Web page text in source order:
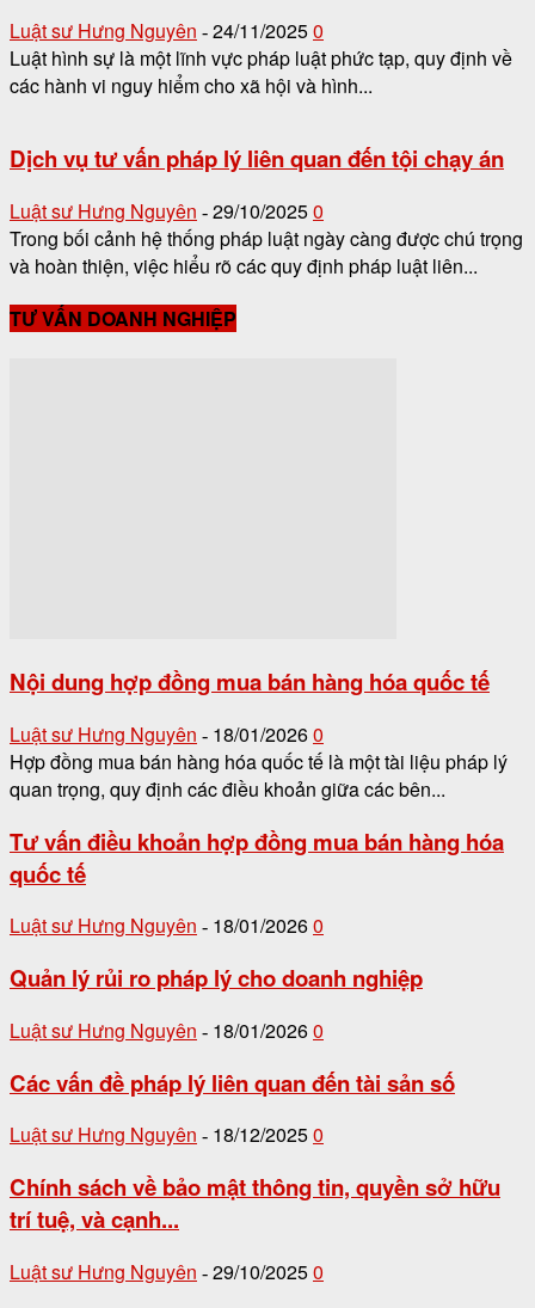
Luật sư Hưng Nguyên - 24/11/20250
Luật hình sự là một lĩnh vực pháp luật phức tạp, quy định về
các hành vi nguy hiểm cho xã hội và hình...
Dịch vụ tư vấn pháp lý liên quan đến tội chạy án
Luật sư Hưng Nguyên - 29/10/20250
Trong bối cảnh hệ thống pháp luật ngày càng được chú trọng
và hoàn thiện, việc hiểu rõ các quy định pháp luật liên...
TƯ VẤN DOANH NGHIỆP
Nội dung hợp đồng mua bán hàng hóa quốc tế
Luật sư Hưng Nguyên - 18/01/20260
Hợp đồng mua bán hàng hóa quốc tế là một tài liệu pháp lý
quan trọng, quy định các điều khoản giữa các bên...
Tư vấn điều khoản hợp đồng mua bán hàng hóa
quốc tế
Luật sư Hưng Nguyên - 18/01/20260
Quản lý rủi ro pháp lý cho doanh nghiệp
Luật sư Hưng Nguyên - 18/01/20260
Các vấn đề pháp lý liên quan đến tài sản số
Luật sư Hưng Nguyên - 18/12/20250
Chính sách về bảo mật thông tin, quyền sở hữu
trí tuệ, và cạnh...
Luật sư Hưng Nguyên - 29/10/20250